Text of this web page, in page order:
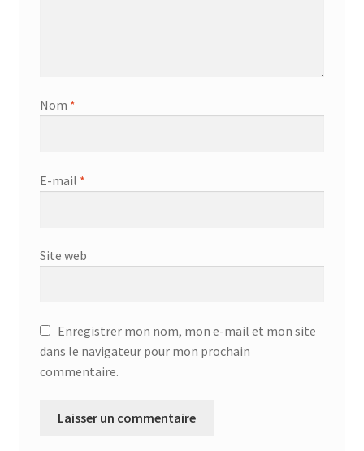
Image Slider
Message Box
Nom *
E-mail *
Site web
Enregistrer mon nom, mon e-mail et mon site
dans le navigateur pour mon prochain
commentaire.